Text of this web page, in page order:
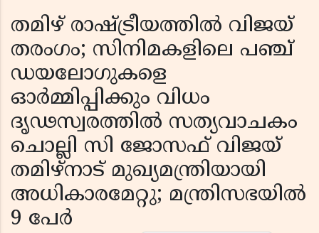
തമിഴ് രാഷ്ട്രീയത്തിൽ വിജയ്
തരംഗം; സിനിമകളിലെ പഞ്ച്
ഡയലോഗുകളെ
ഓർമ്മിപ്പിക്കും വിധം
ദൃഢസ്വരത്തിൽ സത്യവാചകം
ചൊല്ലി സി ജോസഫ് വിജയ്
തമിഴ്‌നാട് മുഖ്യമന്ത്രിയായി
അധികാരമേറ്റു; മന്ത്രിസഭയിൽ
9 പേർ